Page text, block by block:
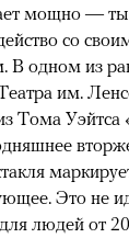
мощно —
со
В одном из
им.
Тома
Это не
людей от